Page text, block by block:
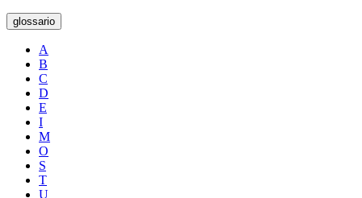
glossario
A
B
C
D
E
I
M
O
S
T
U